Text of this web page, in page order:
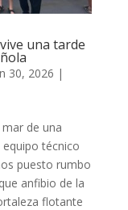
una tarde
30, 2026 |
de una
técnico
puesto rumbo
anfibio de la
flotante